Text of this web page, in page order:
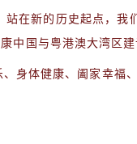
在新的历史起点，
国与粤港澳大湾区建
身体健康、阖家幸福、